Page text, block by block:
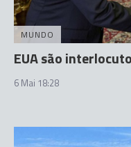
MUNDO
EUA são
6 Mai 18:28